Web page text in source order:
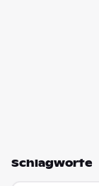
Schlagworte